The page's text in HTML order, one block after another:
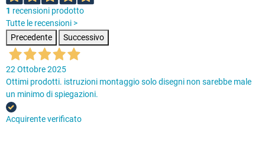
1 recensioni prodotto
Tutte le recensioni >
Precedente
Successivo
22 Ottobre 2025
Ottimi prodotti. istruzioni montaggio solo disegni non sarebbe male
un minimo di spiegazioni.
Acquirente verificato